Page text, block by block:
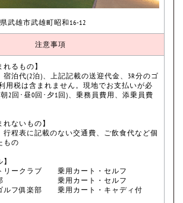
武雄市武雄町昭和16-12
注意事項
れるもの】
泊代(2泊)、上記記載の送迎代金、3R分のゴ
用税は含まれません。現地でお支払いが必
2回･昼0回･夕1回)、乗務員費用、添乗員費
れないもの】
行程表に記載のない交通費、ご飲食代など個
もの
リークラブ 乗用カート・セルフ
楽部 乗用カート・セルフ
ルフ俱楽部 乗用カート・キャディ付